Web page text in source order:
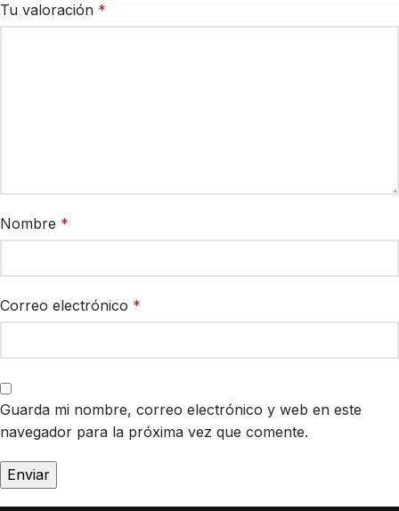
Tu valoración *
Nombre *
Correo electrónico *
Guarda mi nombre, correo electrónico y web en este
navegador para la próxima vez que comente.